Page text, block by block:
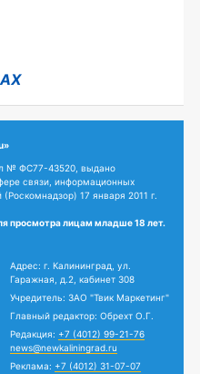
№ ФС77-43520, выдано
связи, информационных
17 января 2011 г.
просмотра лицам младше 18 лет.
Адрес: г. Калининград, ул.
Гаражная, д.2, кабинет 308
Учредитель: ЗАО "Твик Маркетинг"
Главный редактор: Обрехт О.Г.
Редакция: +7 (4012) 99-21-76
news@newkaliningrad.ru
Реклама: +7 (4012) 31-07-07